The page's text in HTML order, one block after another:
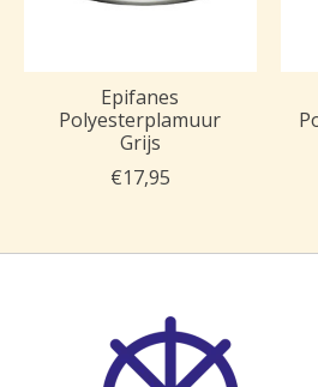
Epifanes
Polyesterplamuur
Grijs
€17,95